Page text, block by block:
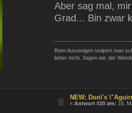
Aber sag mal,
Grad... Bin zwar
Beim Aussteigen stolpert man
lieber nicht. Sagen wir, der
NEW: Don\'s
«Antwort #20 am: 16.